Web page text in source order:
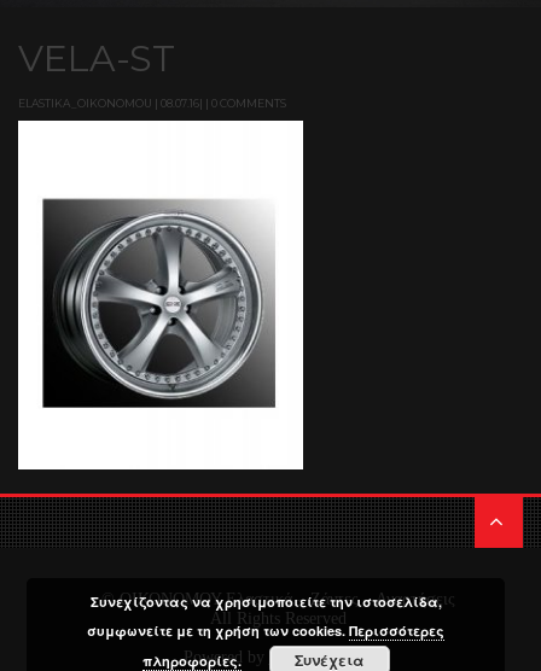
VELA-ST
ELASTIKA_OIKONOMOU | 08.07.16| | 0 COMMENTS
© ΟΙΚΟΝΟΜΟΥ Ελαστικά – Ζάντες – Αναρτήσεις
All Rights Reserved
Powered by Media Planners
Συνεχίζοντας να χρησιμοποιείτε την ιστοσελίδα,
συμφωνείτε με τη χρήση των cookies.Περισσότερες
πληροφορίες.
Συνέχεια